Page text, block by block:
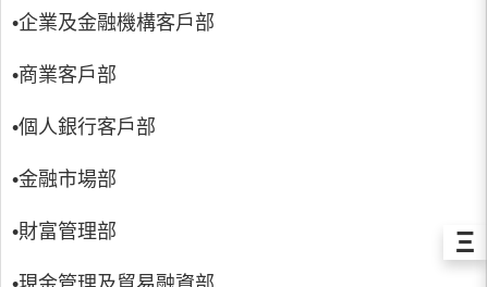
•企業及金融機構客戶部
•商業客戶部
•個人銀行客戶部
•金融市場部
•財富管理部 Ξ